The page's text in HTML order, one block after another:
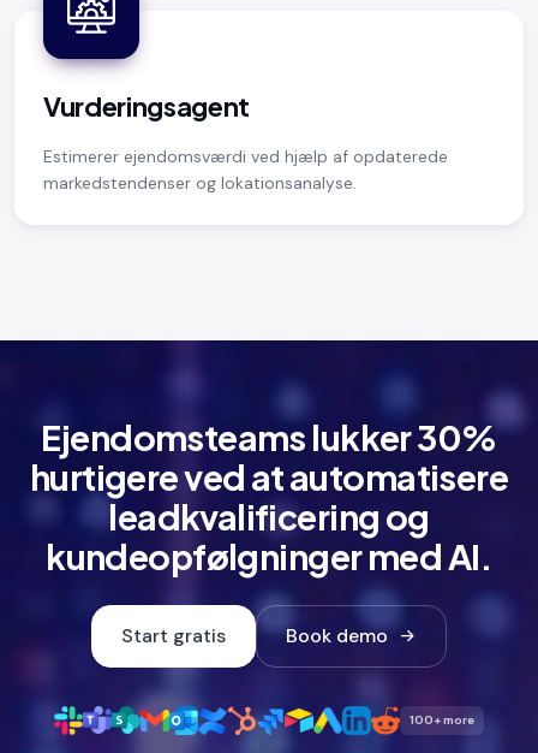
Vurderingsagent
Estimerer ejendomsværdi ved hjælp af opdaterede
markedstendenser og lokationsanalyse.
Ejendomsteams lukker 30%
hurtigere ved at automatisere
leadkvalificering og
kundeopfølgninger med AI.
Start gratis Book demo
100+ more